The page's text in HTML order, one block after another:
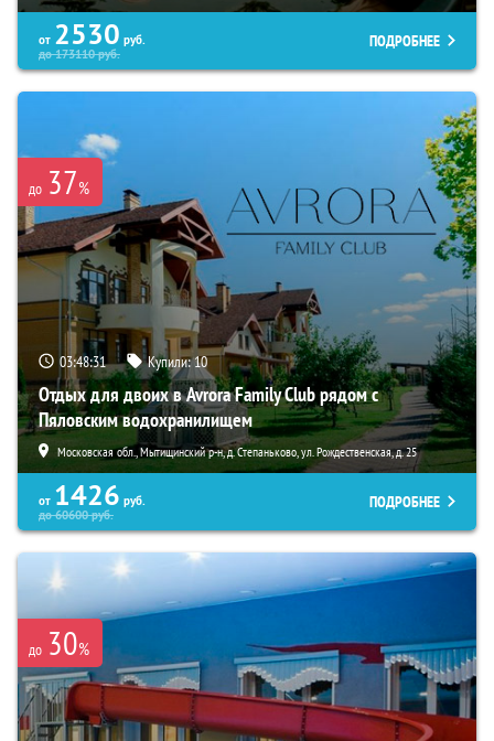
от 2530 руб.
до173110руб.
ПОДРОБНЕЕ
до 37%
03:48:29 Купили:10
Отдых для двоих в Avrora Family Club рядом с
Пяловским водохранилищем
Московская обл., Мытищинский р-н, д. Степаньково, ул. Рождественская, д. 25
от 1426 руб.
до60600руб.
ПОДРОБНЕЕ
до 30%